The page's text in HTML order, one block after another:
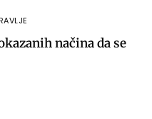
načina da se